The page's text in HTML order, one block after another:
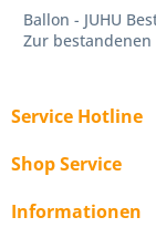
Ballon - JUHU
Zur
Service Hotline
Shop Service
Informationen